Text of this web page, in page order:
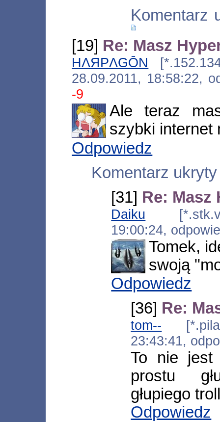
Komentarz
[19] Re: Masz
HΛЯPΛGŌN
28.09.2011, 18:58:22,
-9
Ale teraz
szybki internet
Odpowiedz
Komentarz
[31] Re: Masz
Daiku
19:00:24,
Tomek,
swoją
Odpowiedz
[36] Re:
tom--
23:43:41,
To nie jest
prostu
głupiego
Odpowiedz